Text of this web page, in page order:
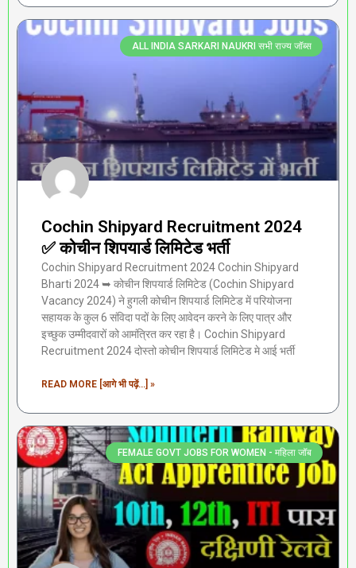
ALL INDIA SARKARI NAUKRI सभी राज्य जॉब्स
Cochin Shipyard Recruitment 2024
✅ कोचीन शिपयार्ड लिमिटेड भर्ती
Cochin Shipyard Recruitment 2024 Cochin Shipyard
Bharti 2024 ➥ कोचीन शिपयार्ड लिमिटेड (Cochin Shipyard
Vacancy 2024) ने हुगली कोचीन शिपयार्ड लिमिटेड में परियोजना
सहायक के कुल 6 संविदा पदों के लिए आवेदन करने के लिए पात्र और
इच्छुक उम्मीदवारों को आमंत्रित कर रहा है। Cochin Shipyard
Recruitment 2024 दोस्तो कोचीन शिपयार्ड लिमिटेड मे आई भर्ती
READ MORE [आगे भी पढ़ें...] »
FEMALE GOVT JOBS FOR WOMEN - महिला जॉब